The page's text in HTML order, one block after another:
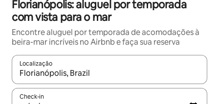
Florianópolis: aluguel por temporada
com vista para o mar
Encontre aluguel por temporada de acomodações à
beira-mar incríveis no Airbnb e faça sua reserva
Localização
Quando os resultados estiverem disponíveis, explore-os
Check-in